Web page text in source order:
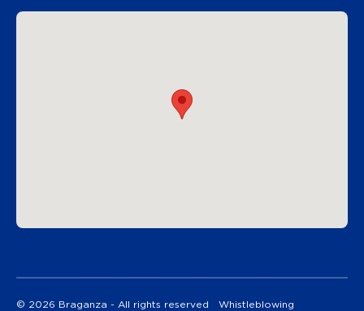
© 2026 Braganza - All rights reserved Whistleblowing